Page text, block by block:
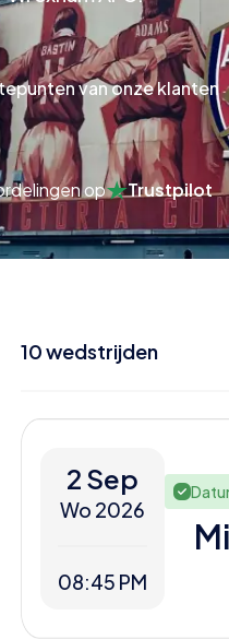
van onze klanten
op Trustpilot
10wedstrijden
2 Sep
Wo 2026
08:45 PM